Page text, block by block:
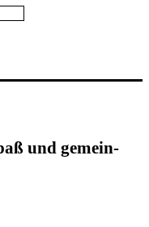
und gemein­